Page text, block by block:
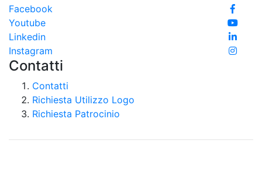
Facebook
Youtube
Linkedin
Instagram
Contatti
Contatti
Richiesta Utilizzo Logo
Richiesta Patrocinio